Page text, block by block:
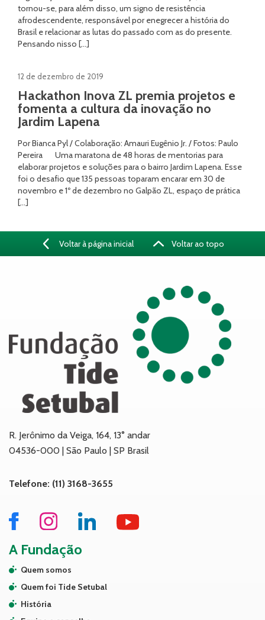
tornou-se, para além disso, um signo de resistência
afrodescendente, responsável por enegrecer a história do
Brasil e relacionar as lutas do passado com as do presente.
Pensando nisso […]
12 de dezembro de 2019
Hackathon Inova ZL premia projetos e
fomenta a cultura da inovação no
Jardim Lapena
Por Bianca Pyl / Colaboração: Amauri Eugênio Jr. / Fotos: Paulo
Pereira Uma maratona de 48 horas de mentorias para
elaborar projetos e soluções para o bairro Jardim Lapena. Esse
foi o desafio que 135 pessoas toparam encarar em 30 de
novembro e 1º de dezembro no Galpão ZL, espaço de prática
[…]
Voltar à página inicial Voltar ao topo
R. Jerônimo da Veiga, 164, 13° andar
04536-000 | São Paulo | SP Brasil
Telefone: (11) 3168-3655
A Fundação
Quem somos
Quem foi Tide Setubal
História